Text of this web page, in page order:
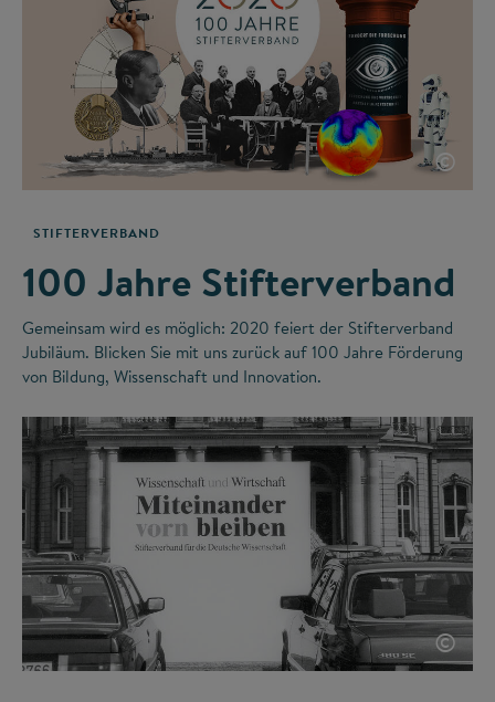
©
STIFTERVERBAND
100 Jahre Stifterverband
Gemeinsam wird es möglich: 2020 feiert der Stifterverband
Jubiläum. Blicken Sie mit uns zurück auf 100 Jahre Förderung
von Bildung, Wissenschaft und Innovation.
©